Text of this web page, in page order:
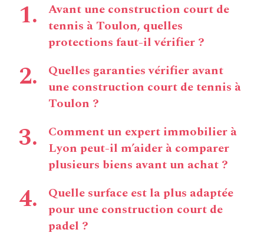
Avant une construction court de
tennis à Toulon, quelles
protections faut-il vérifier ?
Quelles garanties vérifier avant
une construction court de tennis à
Toulon ?
Comment un expert immobilier à
Lyon peut-il m’aider à comparer
plusieurs biens avant un achat ?
Quelle surface est la plus adaptée
pour une construction court de
padel ?